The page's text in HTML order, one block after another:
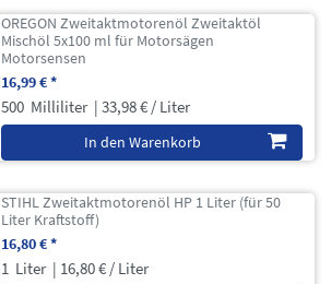
OREGON Zweitaktmotorenöl Zweitaktöl
Mischöl 5x100 ml für Motorsägen
Motorsensen
16,99 € *
500 Milliliter | 33,98 € / Liter
In den Warenkorb
STIHL Zweitaktmotorenöl HP 1 Liter (für 50
Liter Kraftstoff)
16,80 € *
1 Liter | 16,80 € / Liter